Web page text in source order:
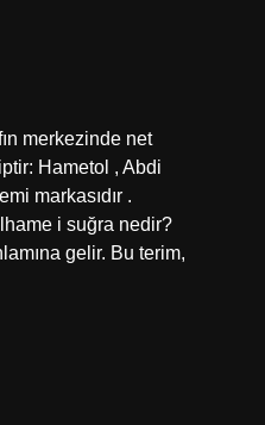
merkezinde net
Hametol , Abdi
markasıdır .
i suğra nedir?
gelir. Bu terim,